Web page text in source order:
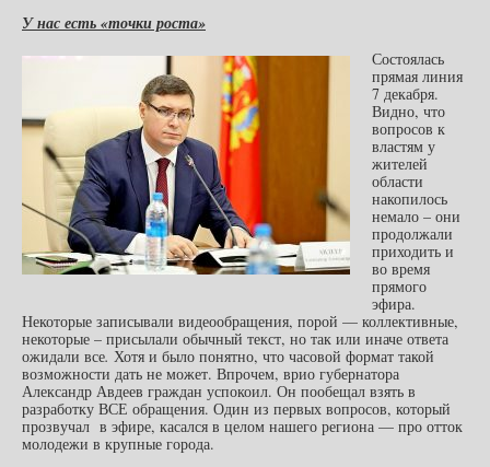
У нас есть «точки роста»
Состоялась
прямая линия
7 декабря.
Видно, что
вопросов к
властям у
жителей
области
накопилось
немало – они
продолжали
приходить и
во время
прямого
эфира.
Некоторые записывали видеообращения, порой — коллективные,
некоторые – присылали обычный текст, но так или иначе ответа
ожидали все. Хотя и было понятно, что часовой формат такой
возможности дать не может. Впрочем, врио губернатора
Александр Авдеев граждан успокоил. Он пообещал взять в
разработку ВСЕ обращения. Один из первых вопросов, который
прозвучал в эфире, касался в целом нашего региона — про отток
молодежи в крупные города.